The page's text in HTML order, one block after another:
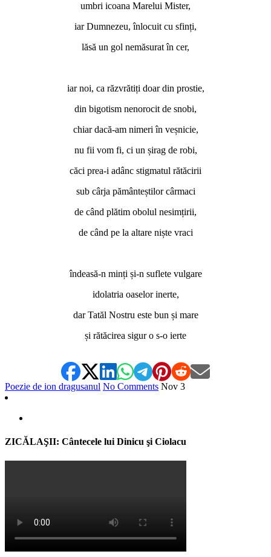
umbri icoana Marelui Mister,
iar Dumnezeu, înlocuit cu sfinți,
lăsă un gol nemăsurat în cer,
iar noi, ca răzvrătiți doar din prostie,
din bigotism nenorocit de snobi,
chiar dacă-am nimeri în veșnicie,
nu fii vom fi, ci un șirag de robi,
căci prea-i adânc stigmatul rătăcirii
sub cârja pământeștilor cârmaci
de când plătim obolul nesimțirii,
de când pe la altare niște vraci
îndeasă-n minți și-n suflete vulgare
idolatria oaselor inerte,
dar Tatăl Nostru este bun și mare
și rătăcirea sigur o s-o ierte
Poezie de ion dragusanul No Comments Nov 3
ZICĂLAŞII: Cântecele lui Dinicu şi Ciolacu